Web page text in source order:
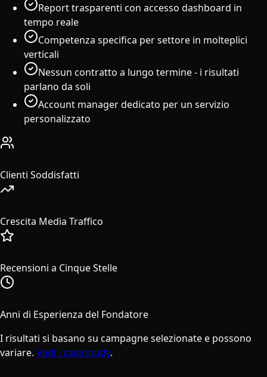
Report trasparenti con accesso dashboard in
tempo reale
Competenza specifica per settore in molteplici
verticali
Nessun contratto a lungo termine - i risultati
parlano da soli
Account manager dedicato per un servizio
personalizzato
Clienti Soddisfatti
Crescita Media Traffico
Recensioni a Cinque Stelle
Anni di Esperienza del Fondatore
I risultati si basano su campagne selezionate e possono
variare. Vedi i case study.